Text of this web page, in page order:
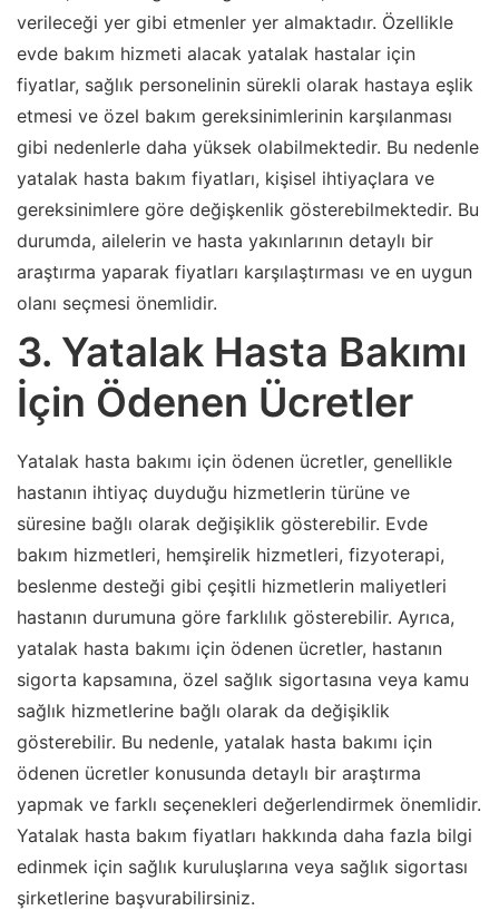
verileceği yer gibi etmenler yer almaktadır. Özellikle
evde bakım hizmeti alacak yatalak hastalar için
fiyatlar, sağlık personelinin sürekli olarak hastaya eşlik
etmesi ve özel bakım gereksinimlerinin karşılanması
gibi nedenlerle daha yüksek olabilmektedir. Bu nedenle
yatalak hasta bakım fiyatları, kişisel ihtiyaçlara ve
gereksinimlere göre değişkenlik gösterebilmektedir. Bu
durumda, ailelerin ve hasta yakınlarının detaylı bir
araştırma yaparak fiyatları karşılaştırması ve en uygun
olanı seçmesi önemlidir.
3. Yatalak Hasta Bakımı
İçin Ödenen Ücretler
Yatalak hasta bakımı için ödenen ücretler, genellikle
hastanın ihtiyaç duyduğu hizmetlerin türüne ve
süresine bağlı olarak değişiklik gösterebilir. Evde
bakım hizmetleri, hemşirelik hizmetleri, fizyoterapi,
beslenme desteği gibi çeşitli hizmetlerin maliyetleri
hastanın durumuna göre farklılık gösterebilir. Ayrıca,
yatalak hasta bakımı için ödenen ücretler, hastanın
sigorta kapsamına, özel sağlık sigortasına veya kamu
sağlık hizmetlerine bağlı olarak da değişiklik
gösterebilir. Bu nedenle, yatalak hasta bakımı için
ödenen ücretler konusunda detaylı bir araştırma
yapmak ve farklı seçenekleri değerlendirmek önemlidir.
Yatalak hasta bakım fiyatları hakkında daha fazla bilgi
edinmek için sağlık kuruluşlarına veya sağlık sigortası
şirketlerine başvurabilirsiniz.